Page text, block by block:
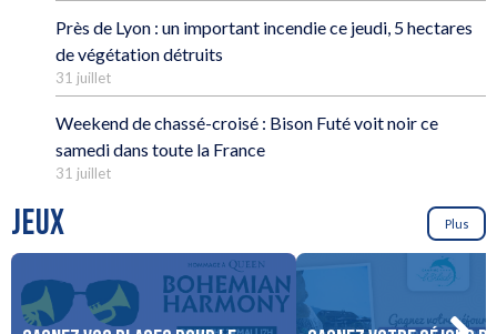
Près de Lyon : un important incendie ce jeudi, 5 hectares
de végétation détruits
31 juillet
Weekend de chassé-croisé : Bison Futé voit noir ce
samedi dans toute la France
31 juillet
JEUX Plus